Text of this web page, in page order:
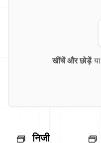
खींचें और छोड़ेंया
निजी